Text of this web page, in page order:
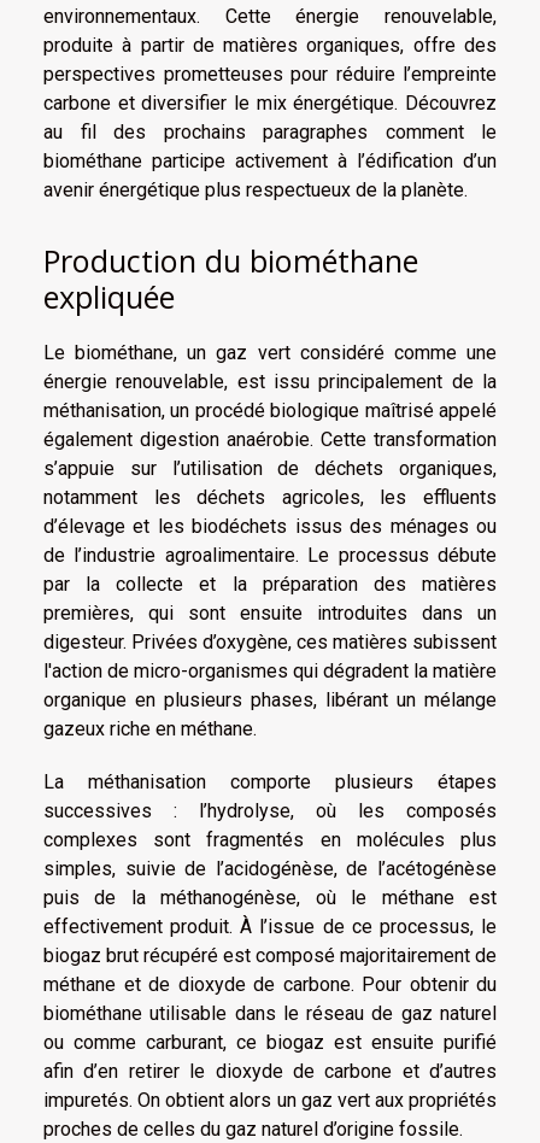
environnementaux. Cette énergie renouvelable,
produite à partir de matières organiques, offre des
perspectives prometteuses pour réduire l’empreinte
carbone et diversifier le mix énergétique. Découvrez
au fil des prochains paragraphes comment le
biométhane participe activement à l’édification d’un
avenir énergétique plus respectueux de la planète.
Production du biométhane
expliquée
Le biométhane, un gaz vert considéré comme une
énergie renouvelable, est issu principalement de la
méthanisation, un procédé biologique maîtrisé appelé
également digestion anaérobie. Cette transformation
s’appuie sur l’utilisation de déchets organiques,
notamment les déchets agricoles, les effluents
d’élevage et les biodéchets issus des ménages ou
de l’industrie agroalimentaire. Le processus débute
par la collecte et la préparation des matières
premières, qui sont ensuite introduites dans un
digesteur. Privées d’oxygène, ces matières subissent
l'action de micro-organismes qui dégradent la matière
organique en plusieurs phases, libérant un mélange
gazeux riche en méthane.
La méthanisation comporte plusieurs étapes
successives : l’hydrolyse, où les composés
complexes sont fragmentés en molécules plus
simples, suivie de l’acidogénèse, de l’acétogénèse
puis de la méthanogénèse, où le méthane est
effectivement produit. À l’issue de ce processus, le
biogaz brut récupéré est composé majoritairement de
méthane et de dioxyde de carbone. Pour obtenir du
biométhane utilisable dans le réseau de gaz naturel
ou comme carburant, ce biogaz est ensuite purifié
afin d’en retirer le dioxyde de carbone et d’autres
impuretés. On obtient alors un gaz vert aux propriétés
proches de celles du gaz naturel d’origine fossile.